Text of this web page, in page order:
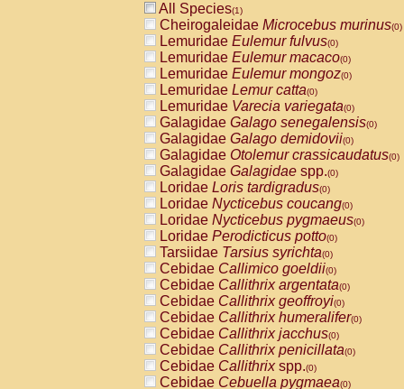
All Species(1)
Cheirogaleidae Microcebus murinus(0)
Lemuridae Eulemur fulvus(0)
Lemuridae Eulemur macaco(0)
Lemuridae Eulemur mongoz(0)
Lemuridae Lemur catta(0)
Lemuridae Varecia variegata(0)
Galagidae Galago senegalensis(0)
Galagidae Galago demidovii(0)
Galagidae Otolemur crassicaudatus(0)
Galagidae Galagidae spp.(0)
Loridae Loris tardigradus(0)
Loridae Nycticebus coucang(0)
Loridae Nycticebus pygmaeus(0)
Loridae Perodicticus potto(0)
Tarsiidae Tarsius syrichta(0)
Cebidae Callimico goeldii(0)
Cebidae Callithrix argentata(0)
Cebidae Callithrix geoffroyi(0)
Cebidae Callithrix humeralifer(0)
Cebidae Callithrix jacchus(0)
Cebidae Callithrix penicillata(0)
Cebidae Callithrixspp.(0)
Cebidae Cebuella pygmaea(0)